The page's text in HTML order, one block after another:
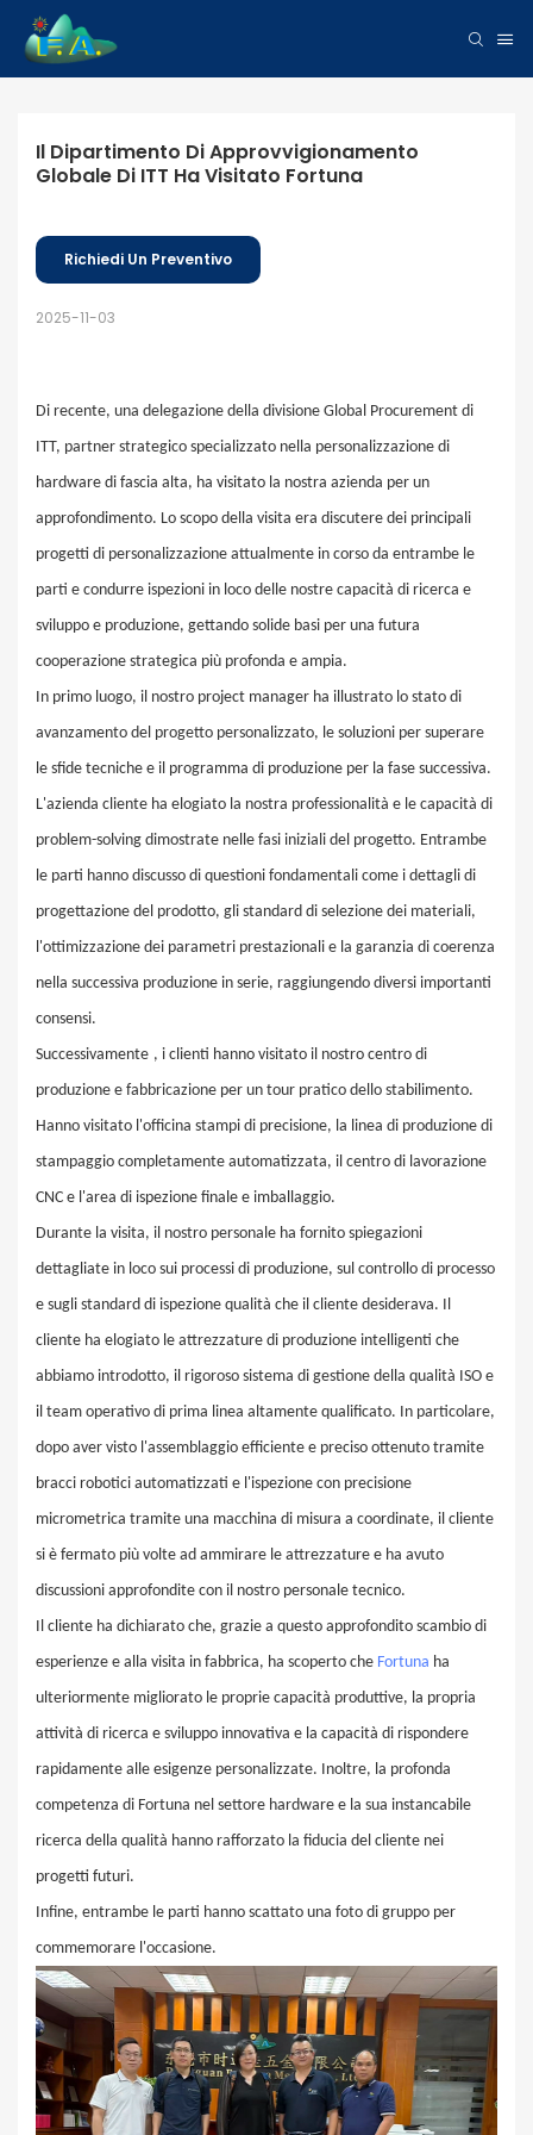
Il Dipartimento Di Approvvigionamento
Globale Di ITT Ha Visitato Fortuna
Richiedi Un Preventivo
2025-11-03
Di recente, una delegazione della divisione Global Procurement di
ITT, partner strategico specializzato nella personalizzazione di
hardware di fascia alta, ha visitato la nostra azienda per un
approfondimento. Lo scopo della visita era discutere dei principali
progetti di personalizzazione attualmente in corso da entrambe le
parti e condurre ispezioni in loco delle nostre capacità di ricerca e
sviluppo e produzione, gettando solide basi per una futura
cooperazione strategica più profonda e ampia.
In primo luogo, il nostro project manager ha illustrato lo stato di
avanzamento del progetto personalizzato, le soluzioni per superare
le sfide tecniche e il programma di produzione per la fase successiva.
L'azienda cliente ha elogiato la nostra professionalità e le capacità di
problem-solving dimostrate nelle fasi iniziali del progetto. Entrambe
le parti hanno discusso di questioni fondamentali come i dettagli di
progettazione del prodotto, gli standard di selezione dei materiali,
l'ottimizzazione dei parametri prestazionali e la garanzia di coerenza
nella successiva produzione in serie, raggiungendo diversi importanti
consensi.
Successivamente , i clienti hanno visitato il nostro centro di
produzione e fabbricazione per un tour pratico dello stabilimento.
Hanno visitato l'officina stampi di precisione, la linea di produzione di
stampaggio completamente automatizzata, il centro di lavorazione
CNC e l'area di ispezione finale e imballaggio.
Durante la visita, il nostro personale ha fornito spiegazioni
dettagliate in loco sui processi di produzione, sul controllo di processo
e sugli standard di ispezione qualità che il cliente desiderava. Il
cliente ha elogiato le attrezzature di produzione intelligenti che
abbiamo introdotto, il rigoroso sistema di gestione della qualità ISO e
il team operativo di prima linea altamente qualificato. In particolare,
dopo aver visto l'assemblaggio efficiente e preciso ottenuto tramite
bracci robotici automatizzati e l'ispezione con precisione
micrometrica tramite una macchina di misura a coordinate, il cliente
si è fermato più volte ad ammirare le attrezzature e ha avuto
discussioni approfondite con il nostro personale tecnico.
Il cliente ha dichiarato che, grazie a questo approfondito scambio di
esperienze e alla visita in fabbrica, ha scoperto che Fortuna ha
ulteriormente migliorato le proprie capacità produttive, la propria
attività di ricerca e sviluppo innovativa e la capacità di rispondere
rapidamente alle esigenze personalizzate. Inoltre, la profonda
competenza di Fortuna nel settore hardware e la sua instancabile
ricerca della qualità hanno rafforzato la fiducia del cliente nei
progetti futuri.
Infine, entrambe le parti hanno scattato una foto di gruppo per
commemorare l'occasione.